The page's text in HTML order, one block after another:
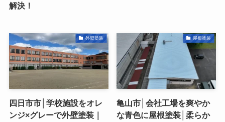
解決！
外壁塗装
四日市市│学校施設をオレ
ンジ×グレーで外壁塗装｜
屋根塗装
亀山市│会社工場を爽やか
な青色に屋根塗装│柔らか